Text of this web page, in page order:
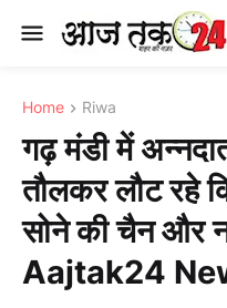
Home Riwa
गढ़ मंडी में
तौलकर लौट रहे
सोने की चैन और
Aajtak24